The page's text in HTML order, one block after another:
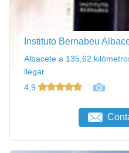
Instituto Bernabeu
Albacete a 135,62
llegar
4,9